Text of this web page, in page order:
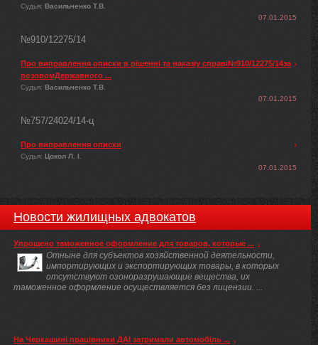
Судья: Васильченко Т.В.
07.01.2015
№910/12275/14
Про виправлення описки в рішенні та наказіу справі№910/12275/14за
позовомДержавного ...
Судья: Васильченко Т.В.
07.01.2015
№757/24024/14-ц
Про виправлення описки
Судья: Цокол Л. І.
07.01.2015
Новости жилищных адвокатов
Упрощено таможенное оформление для товаров, которые ...
Отныне для субъектов хозяйственной деятельности,
импортирующих и экспортирующих товары, в которых
отсутствуют озоноразрушающие вещества, их
таможенное оформление осуществляется без лицензии. ...
На Черкащині працівники ДАІ затримали автомобіль ...